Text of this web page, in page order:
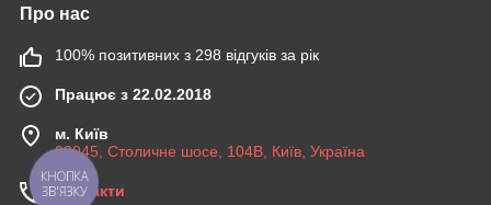
Про нас
100% позитивних з 298 відгуків за рік
Працює з 22.02.2018
м. Київ
03045, Столичне шосе, 104B, Київ, Україна
Контакти
КНОПКА
ЗВ'ЯЗКУ